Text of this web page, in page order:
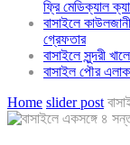
ফ্রি মেডিক্যাল
বাসাইলে
গ্রেফতার
বাসাইলে সুন্দরী
বাসাইল পৌর
Home slider post